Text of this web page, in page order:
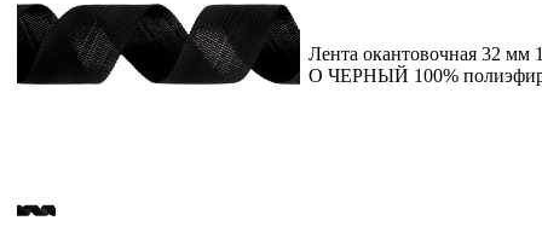
Лента окантовочная 32 мм
О ЧЕРНЫЙ 100%